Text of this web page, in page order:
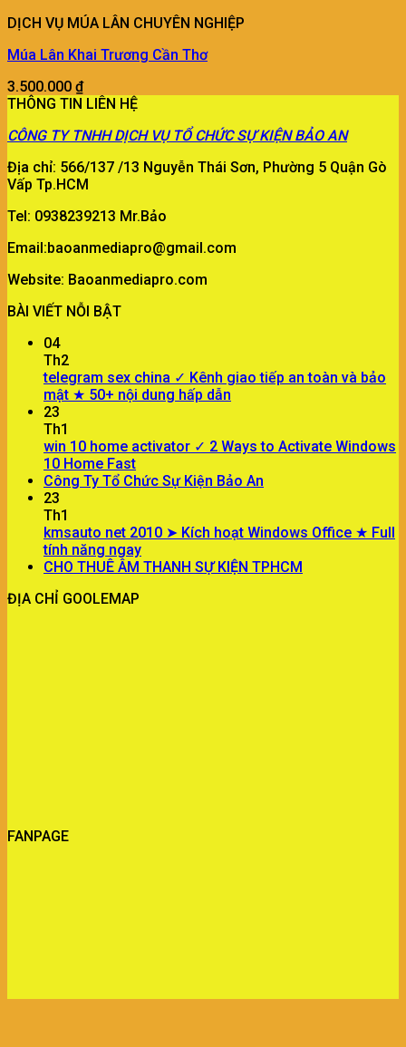
DỊCH VỤ MÚA LÂN CHUYÊN NGHIỆP
Múa Lân Khai Trương Cần Thơ
3.500.000 ₫
THÔNG TIN LIÊN HỆ
CÔNG TY TNHH DỊCH VỤ TỔ CHỨC SỰ KIỆN BẢO AN
Địa chỉ: 566/137 /13 Nguyễn Thái Sơn, Phường 5 Quận Gò
Vấp Tp.HCM
Tel: 0938239213 Mr.Bảo
Email:baoanmediapro@gmail.com
Website: Baoanmediapro.com
BÀI VIẾT NỖI BẬT
04
Th2
telegram sex china ✓ Kênh giao tiếp an toàn và bảo
mật ★ 50+ nội dung hấp dẫn
23
Th1
win 10 home activator ✓ 2 Ways to Activate Windows
10 Home Fast
Công Ty Tổ Chức Sự Kiện Bảo An
23
Th1
kmsauto net 2010 ➤ Kích hoạt Windows Office ★ Full
tính năng ngay
CHO THUÊ ÂM THANH SỰ KIỆN TPHCM
ĐỊA CHỈ GOOLEMAP
FANPAGE